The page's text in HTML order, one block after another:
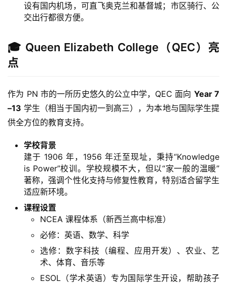
设有国内机场，可直飞奥克兰和基督城；市区骑行、公
交出行都很方便。
🎓 Queen Elizabeth College（QEC）亮
点
作为 PN 市的一所历史悠久的公立中学，QEC 面向 Year 7
–13 学生（相当于国内初一到高三），为本地与国际学生提
供全方位的教育支持。
学校背景
建于 1906 年，1956 年迁至现址，秉持“Knowledge
is Power”校训。学校规模不大，但以“家一般的温暖”
著称，强调个性化支持与修复性教育，特别适合留学生
适应新环境。
课程设置
NCEA 课程体系（新西兰高中标准）
必修：英语、数学、科学
选修：数字科技（编程、应用开发）、农业、艺
术、体育、音乐等
ESOL（学术英语）专为国际学生开设，帮助孩子